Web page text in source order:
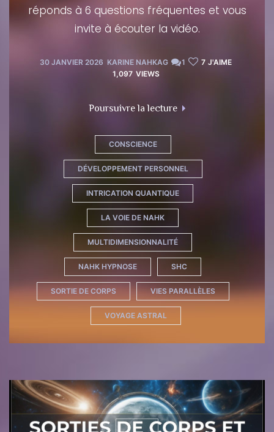
réponds à 6 questions fréquentes et vous
invite à écouter la vidéo.
30 JANVIER 2026 KARINE NAHKAG 1 7 J'AIME
1,097 VIEWS
Poursuivre la lecture
CONSCIENCE
DÉVELOPPEMENT PERSONNEL
INTRICATION QUANTIQUE
LA VOIE DE NAHK
MULTIDIMENSIONNALITÉ
NAHK HYPNOSE SHC
SORTIE DE CORPS VIES PARALLÈLES
VOYAGE ASTRAL